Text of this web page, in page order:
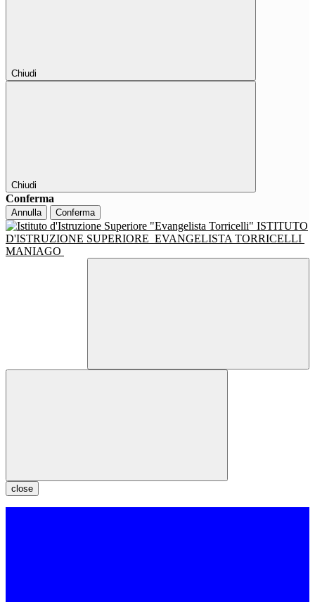
Chiudi
Chiudi
Conferma
Annulla Conferma
ISTITUTO
D'ISTRUZIONE SUPERIORE EVANGELISTA TORRICELLI
MANIAGO
close